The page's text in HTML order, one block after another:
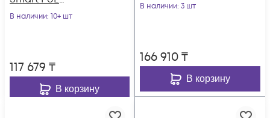
коммутатор
В наличии: 10+ шт
117 679 ₸
В корзину
POWERTONE PUS-
В наличии: 3 шт
166 910₸
В корзину